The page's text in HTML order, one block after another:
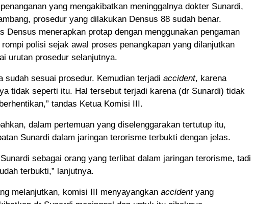
yang mengakibatkan meninggalnya dokter Sunardi,
prosedur yang dilakukan Densus 88 sudah benar.
Densus menerapkan protap dengan menggunakan pengaman
rompi polisi sejak awal proses penangkapan yang dilanjutkan
urutan prosedur selanjutnya.
sudah sesuai prosedur. Kemudian terjadi accident, karena
tidak seperti itu. Hal tersebut terjadi karena (dr Sunardi) tidak
tandas Ketua Komisi III.
dalam pertemuan yang diselenggarakan tertutup itu,
Sunardi dalam jaringan terorisme terbukti dengan jelas.
Sunardi sebagai orang yang terlibat dalam jaringan terorisme, tadi
terbukti,” lanjutnya.
melanjutkan, komisi III menyayangkan accidentyang